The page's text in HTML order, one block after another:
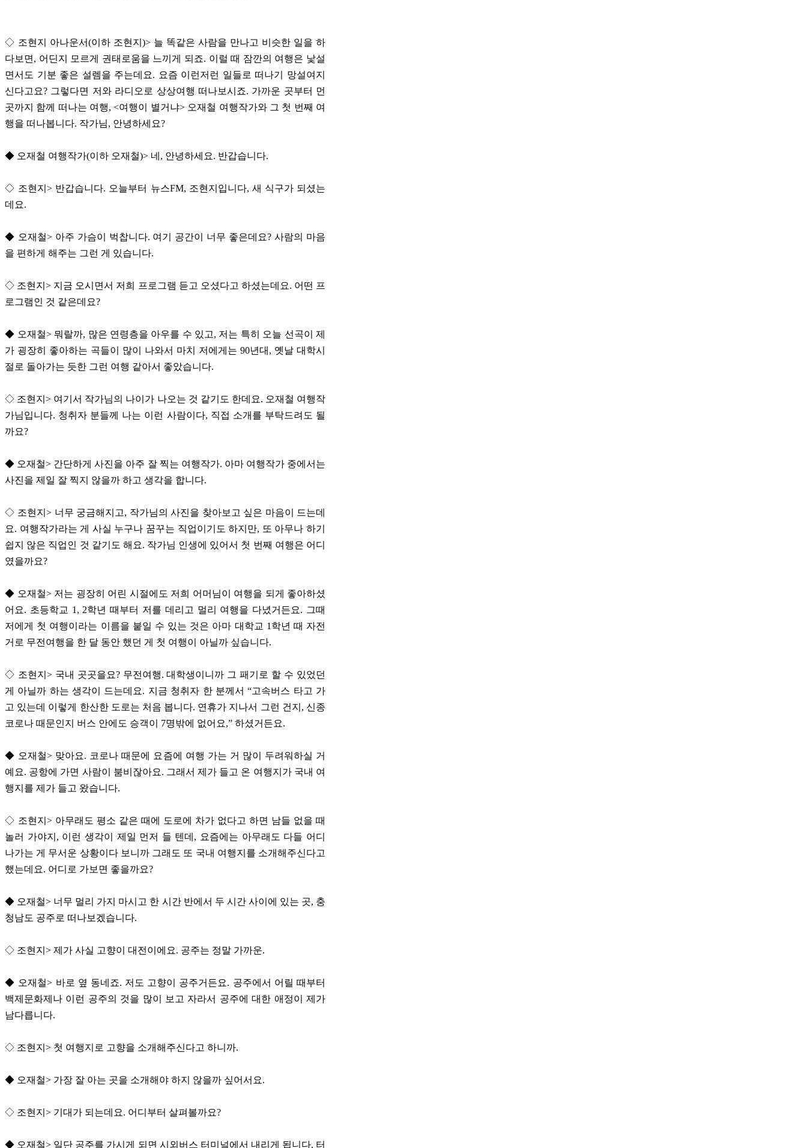
◇ 조현지 아나운서(이하 조현지)> 늘 똑같은 사람을 만나고 비슷한 일을 하
다보면, 어딘지 모르게 권태로움을 느끼게 되죠. 이럴 때 잠깐의 여행은 낯설
면서도 기분 좋은 설렘을 주는데요. 요즘 이런저런 일들로 떠나기 망설여지
신다고요? 그렇다면 저와 라디오로 상상여행 떠나보시죠. 가까운 곳부터 먼
곳까지 함께 떠나는 여행, <여행이 별거냐> 오재철 여행작가와 그 첫 번째 여
행을 떠나봅니다. 작가님, 안녕하세요?
◆ 오재철 여행작가(이하 오재철)> 네, 안녕하세요. 반갑습니다.
◇ 조현지> 반갑습니다. 오늘부터 뉴스FM, 조현지입니다, 새 식구가 되셨는
데요.
◆ 오재철> 아주 가슴이 벅찹니다. 여기 공간이 너무 좋은데요? 사람의 마음
을 편하게 해주는 그런 게 있습니다.
◇ 조현지> 지금 오시면서 저희 프로그램 듣고 오셨다고 하셨는데요. 어떤 프
로그램인 것 같은데요?
◆ 오재철> 뭐랄까, 많은 연령층을 아우를 수 있고, 저는 특히 오늘 선곡이 제
가 굉장히 좋아하는 곡들이 많이 나와서 마치 저에게는 90년대, 옛날 대학시
절로 돌아가는 듯한 그런 여행 같아서 좋았습니다.
◇ 조현지> 여기서 작가님의 나이가 나오는 것 같기도 한데요. 오재철 여행작
가님입니다. 청취자 분들께 나는 이런 사람이다, 직접 소개를 부탁드려도 될
까요?
◆ 오재철> 간단하게 사진을 아주 잘 찍는 여행작가. 아마 여행작가 중에서는
사진을 제일 잘 찍지 않을까 하고 생각을 합니다.
◇ 조현지> 너무 궁금해지고, 작가님의 사진을 찾아보고 싶은 마음이 드는데
요. 여행작가라는 게 사실 누구나 꿈꾸는 직업이기도 하지만, 또 아무나 하기
쉽지 않은 직업인 것 같기도 해요. 작가님 인생에 있어서 첫 번째 여행은 어디
였을까요?
◆ 오재철> 저는 굉장히 어린 시절에도 저희 어머님이 여행을 되게 좋아하셨
어요. 초등학교 1, 2학년 때부터 저를 데리고 멀리 여행을 다녔거든요. 그때
저에게 첫 여행이라는 이름을 붙일 수 있는 것은 아마 대학교 1학년 때 자전
거로 무전여행을 한 달 동안 했던 게 첫 여행이 아닐까 싶습니다.
◇ 조현지> 국내 곳곳을요? 무전여행. 대학생이니까 그 패기로 할 수 있었던
게 아닐까 하는 생각이 드는데요. 지금 청취자 한 분께서 “고속버스 타고 가
고 있는데 이렇게 한산한 도로는 처음 봅니다. 연휴가 지나서 그런 건지, 신종
코로나 때문인지 버스 안에도 승객이 7명밖에 없어요,” 하셨거든요.
◆ 오재철> 맞아요. 코로나 때문에 요즘에 여행 가는 거 많이 두려워하실 거
예요. 공항에 가면 사람이 붐비잖아요. 그래서 제가 들고 온 여행지가 국내 여
행지를 제가 들고 왔습니다.
◇ 조현지> 아무래도 평소 같은 때에 도로에 차가 없다고 하면 남들 없을 때
놀러 가야지, 이런 생각이 제일 먼저 들 텐데, 요즘에는 아무래도 다들 어디
나가는 게 무서운 상황이다 보니까 그래도 또 국내 여행지를 소개해주신다고
했는데요. 어디로 가보면 좋을까요?
◆ 오재철> 너무 멀리 가지 마시고 한 시간 반에서 두 시간 사이에 있는 곳, 충
청남도 공주로 떠나보겠습니다.
◇ 조현지> 제가 사실 고향이 대전이에요. 공주는 정말 가까운.
◆ 오재철> 바로 옆 동네죠. 저도 고향이 공주거든요. 공주에서 어릴 때부터
백제문화제나 이런 공주의 것을 많이 보고 자라서 공주에 대한 애정이 제가
남다릅니다.
◇ 조현지> 첫 여행지로 고향을 소개해주신다고 하니까.
◆ 오재철> 가장 잘 아는 곳을 소개해야 하지 않을까 싶어서요.
◇ 조현지> 기대가 되는데요. 어디부터 살펴볼까요?
◆ 오재철> 일단 공주를 가시게 되면 시외버스 터미널에서 내리게 됩니다. 터